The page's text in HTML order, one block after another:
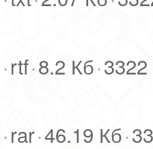
·rtf·8.2 Кб·
·rar·46.19 Кб·